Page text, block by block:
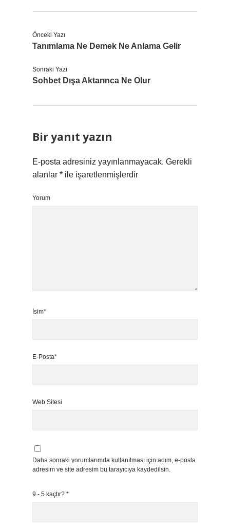
Önceki Yazı
Tanımlama Ne Demek Ne Anlama Gelir
Sonraki Yazı
Sohbet Dışa Aktarınca Ne Olur
Bir yanıt yazın
E-posta adresiniz yayınlanmayacak. Gerekli
alanlar * ile işaretlenmişlerdir
Yorum
İsim*
E-Posta*
Web Sitesi
Daha sonraki yorumlarımda kullanılması için adım, e-posta
adresim ve site adresim bu tarayıcıya kaydedilsin.
9 - 5 kaçtır? *